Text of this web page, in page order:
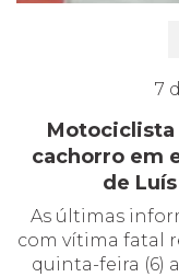
7
cachorro em
de
As últimas
com vítima fatal
quinta-feira (6)